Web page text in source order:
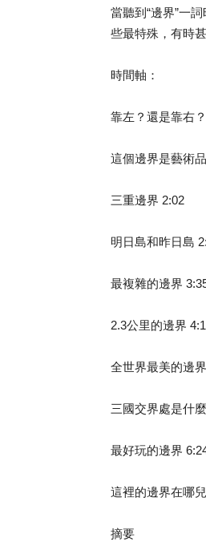
當聽到“邊界”一
些最特殊，有時
時間軸：
靠左？還是靠右
這個邊界是藝術
三重邊界 2:02
明日島和昨日島
最複雜的邊界
2.3公里的邊界
全世界最美的邊
三國交界處是什
最好玩的邊界
這裡的邊界在哪
摘要